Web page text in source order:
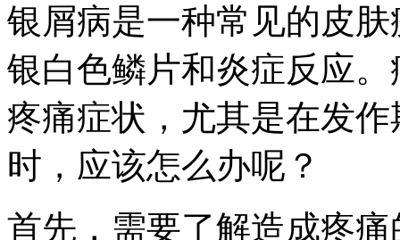
银屑病是一种常见的皮
银白色鳞片和炎症反应
疼痛症状，尤其是在发
时，应该怎么办呢？
首先，需要了解造成疼